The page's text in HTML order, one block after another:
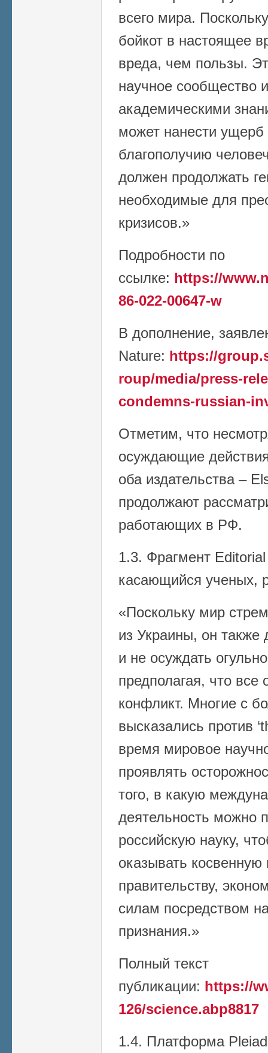
всего мира.
бойкот в настоящее
вреда, чем пользы.
научное сообщество
академическими
может нанести
благополучию
должен продолжать
необходимые для
кризисов.»
Подробности по
ссылке: https://
86-022-00647-w
В дополнение,
Nature: https://
roup/media/press-
condemns-russian-
Отметим, что
осуждающие
оба издательства –
продолжают
работающих в РФ.
1.3. Фрагмент
касающийся ученых,
«Поскольку мир
из Украины, он также
и не осуждать
предполагая, что все
конфликт. Многие с
высказались против
время мировое
проявлять
того, в какую
деятельность можно
российскую науку,
оказывать
правительству,
силам посредством
признания.»
Полный текст
публикации: https://
126/science.abp8817
1.4. Платформа